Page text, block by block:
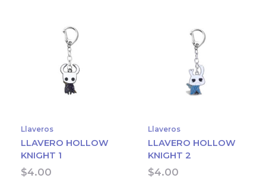
Llaveros
LLAVERO HOLLOW
KNIGHT 1
$4.00
Llaveros
LLAVERO HOLLOW
KNIGHT 2
$4.00